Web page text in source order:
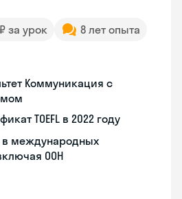
за урок
8 лет опыта
Коммуникация с
TOEFL в 2022 году
в международных
ООН